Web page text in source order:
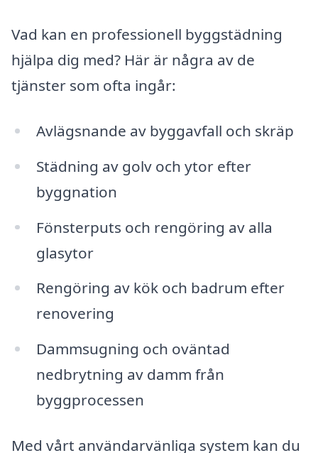
Vad kan en professionell byggstädning
hjälpa dig med? Här är några av de
tjänster som ofta ingår:
Avlägsnande av byggavfall och skräp
Städning av golv och ytor efter
byggnation
Fönsterputs och rengöring av alla
glasytor
Rengöring av kök och badrum efter
renovering
Dammsugning och oväntad
nedbrytning av damm från
byggprocessen
Med vårt användarvänliga system kan du